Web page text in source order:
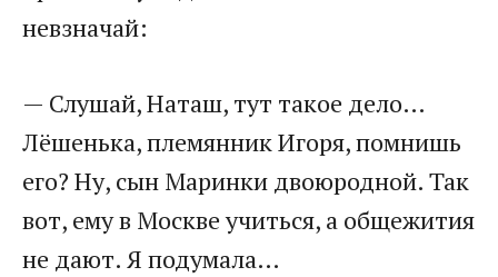
невзначай:
— Слушай, Наташ, тут такое дело…
Лёшенька, племянник Игоря, помнишь
его? Ну, сын Маринки двоюродной. Так
вот, ему в Москве учиться, а общежития
не дают. Я подумала…